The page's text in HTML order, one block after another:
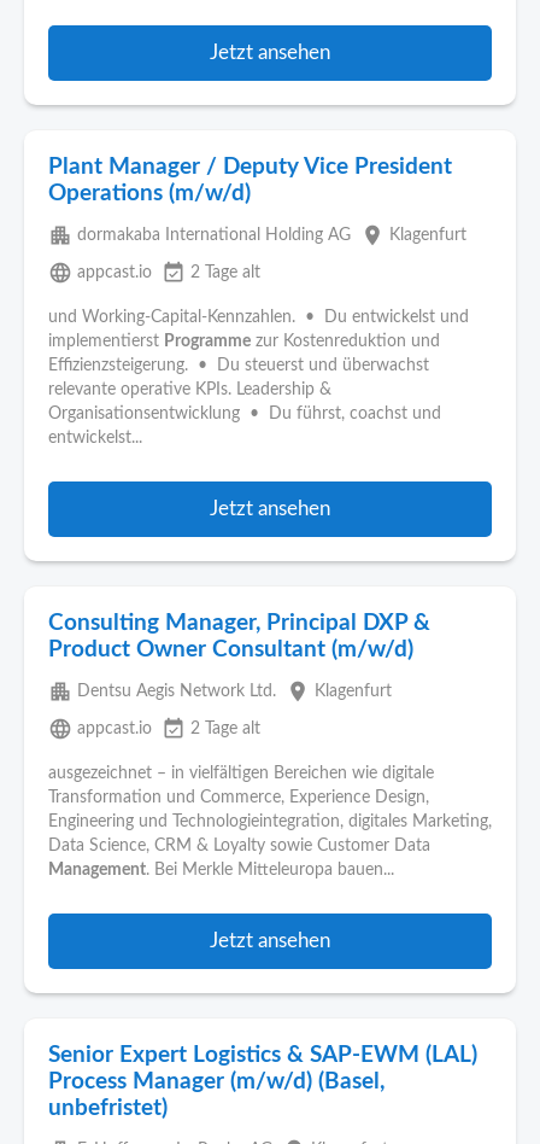
Jetzt ansehen
Plant Manager / Deputy Vice President
Operations (m/w/d)
apartment dormakaba International Holding AG place Klagenfurt
language appcast.io event_available 2 Tage alt
und Working-Capital-Kennzahlen. • Du entwickelst und
implementierst Programme zur Kostenreduktion und
Effizienzsteigerung. • Du steuerst und überwachst
relevante operative KPIs. Leadership &
Organisationsentwicklung • Du führst, coachst und
entwickelst...
Jetzt ansehen
Consulting Manager, Principal DXP &
Product Owner Consultant (m/w/d)
apartment Dentsu Aegis Network Ltd. place Klagenfurt
language appcast.io event_available 2 Tage alt
ausgezeichnet – in vielfältigen Bereichen wie digitale
Transformation und Commerce, Experience Design,
Engineering und Technologieintegration, digitales Marketing,
Data Science, CRM & Loyalty sowie Customer Data
Management. Bei Merkle Mitteleuropa bauen...
Jetzt ansehen
Senior Expert Logistics & SAP-EWM (LAL)
Process Manager (m/w/d) (Basel,
unbefristet)